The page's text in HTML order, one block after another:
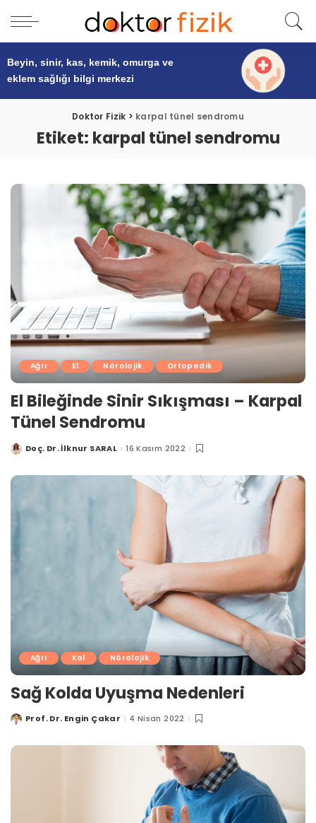
Beyin, sinir, kas, kemik, omurga ve
eklem sağlığı bilgi merkezi
Doktor Fizik > karpal tünel sendromu
Etiket: karpal tünel sendromu
Ağrı El Nörolojik Ortopedik
El Bileğinde Sinir Sıkışması – Karpal
Tünel Sendromu
PostedDoç. Dr. İlknur SARAL 16 Kasım 2022
Ağrı Kol Nörolojik
Sağ Kolda Uyuşma Nedenleri
PostedProf. Dr. Engin Çakar 4 Nisan 2022